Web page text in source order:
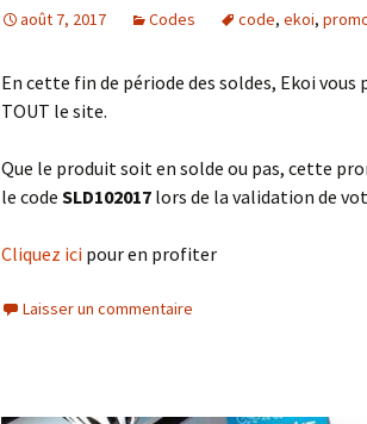
août 7, 2017 Codes code, ekoi,
En cette fin de période des soldes, Ekoi
TOUT le site.
Que le produit soit en solde ou pas, cette
le code SLD102017 lors de la validation de
Cliquez ici pour en profiter
Laisser un commentaire